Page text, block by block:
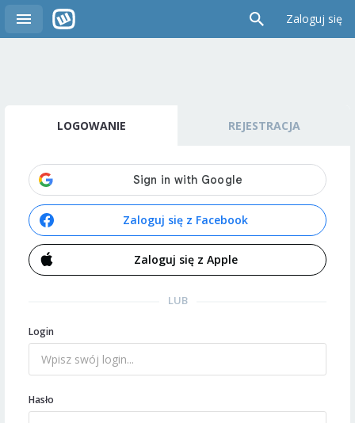
Zaloguj się
LOGOWANIE REJESTRACJA
Zaloguj się z Facebook
Zaloguj się z Apple
LUB
Login
Hasło